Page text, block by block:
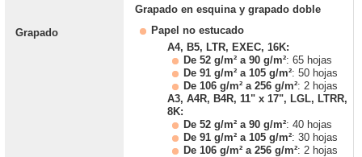
Grapado
Grapado en esquina y grapado doble
Papel no estucado
A4, B5, LTR, EXEC, 16K:
De 52 g/m² a 90 g/m²: 65 hojas
De 91 g/m² a 105 g/m²: 50 hojas
De 106 g/m² a 256 g/m²: 2 hojas
A3, A4R, B4R, 11" x 17", LGL, LTRR,
8K:
De 52 g/m² a 90 g/m²: 40 hojas
De 91 g/m² a 105 g/m²: 30 hojas
De 106 g/m² a 256 g/m²: 2 hojas